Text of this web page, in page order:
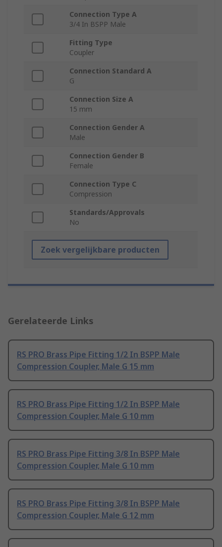
Connection Type A
3/4 In BSPP Male
Fitting Type
Coupler
Connection Standard A
G
Connection Size A
15 mm
Connection Gender A
Male
Connection Gender B
Female
Connection Type C
Compression
Standards/Approvals
No
Zoek vergelijkbare producten
Gerelateerde Links
RS PRO Brass Pipe Fitting 1/2 In BSPP Male
Compression Coupler, Male G 15 mm
RS PRO Brass Pipe Fitting 1/2 In BSPP Male
Compression Coupler, Male G 10 mm
RS PRO Brass Pipe Fitting 3/8 In BSPP Male
Compression Coupler, Male G 10 mm
RS PRO Brass Pipe Fitting 3/8 In BSPP Male
Compression Coupler, Male G 12 mm